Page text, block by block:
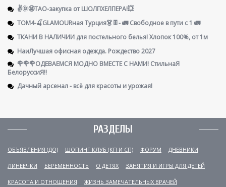
✌️🌞🤩ТАО-закупка от ШОЛПХЕЛПЕРА!💥
ТОМ4-🍒GLAMOURная Турция👗👖- 🚛 Свободное в пути с 1 🚛
ТКАНИ В НАЛИЧИИ для постельного белья! Хлопок 100%, от 1м
НаиЛучшая офисная одежда. Рождество 2027
🌹🌹🌹ОДЕВАЕМСЯ МОДНО ВМЕСТЕ С НАМИ! СтильнаЯ
БелоруссиЯ‼
Дачный арсенал - всё для красоты и урожая!
РАЗДЕЛЫ
ОБЪЯВЛЕНИЯ (ДО) ШОПИНГ КЛУБ (КП И СП) ФОРУМ ДНЕВНИКИ
ЛИНЕЕЧКИ БЕРЕМЕННОСТЬ О ДЕТЯХ ЗАНЯТИЯ И ИГРЫ ДЛЯ ДЕТЕЙ
КРАСОТА И ОТНОШЕНИЯ ЖИЗНЬ ЗАМЕЧАТЕЛЬНЫХ ВРАЧЕЙ